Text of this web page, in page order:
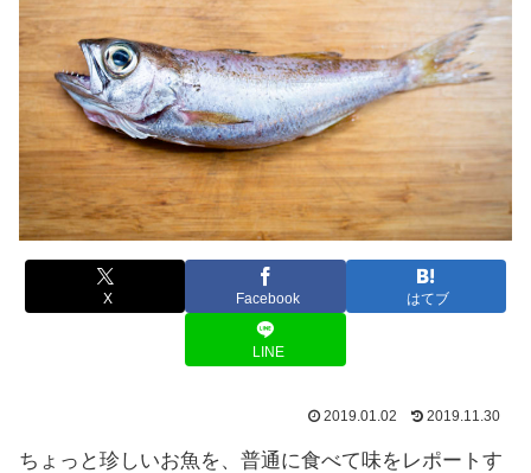
X Facebook はてブ
LINE
2019.01.02 2019.11.30
ちょっと珍しいお魚を、普通に食べて味をレポートす